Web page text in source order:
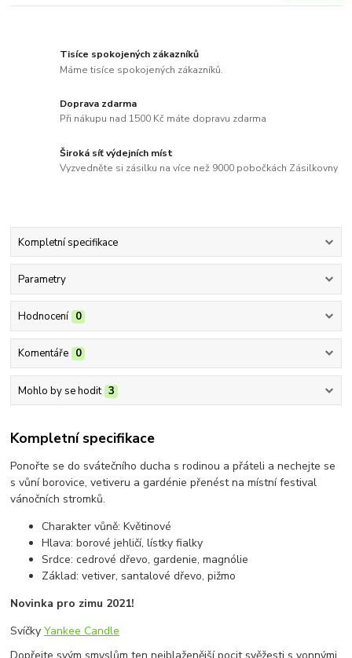
Tisíce spokojených zákazníků
Máme tisíce spokojených zákazníků.
Doprava zdarma
Při nákupu nad 1500 Kč máte dopravu zdarma
Široká síť výdejních míst
Vyzvedněte si zásilku na více než 9000 pobočkách Zásilkovny
Kompletní specifikace
Parametry
Hodnocení 0
Komentáře 0
Mohlo by se hodit 3
Kompletní specifikace
Ponořte se do svátečního ducha s rodinou a přáteli a nechejte se
s vůní borovice, vetiveru a gardénie přenést na místní festival
vánočních stromků.
Charakter vůně: Květinové
Hlava: borové jehličí, lístky fialky
Srdce: cedrové dřevo, gardenie, magnólie
Základ: vetiver, santalové dřevo, pižmo
Novinka pro zimu 2021!
SvíčkyYankee Candle